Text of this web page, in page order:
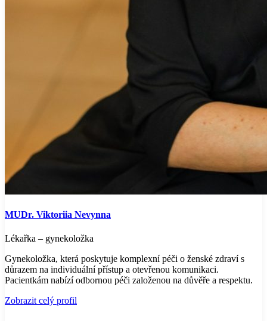
MUDr. Viktoriia Nevynna
Lékařka – gynekoložka
Gynekoložka, která poskytuje komplexní péči o ženské zdraví s
důrazem na individuální přístup a otevřenou komunikaci.
Pacientkám nabízí odbornou péči založenou na důvěře a respektu.
Zobrazit celý profil